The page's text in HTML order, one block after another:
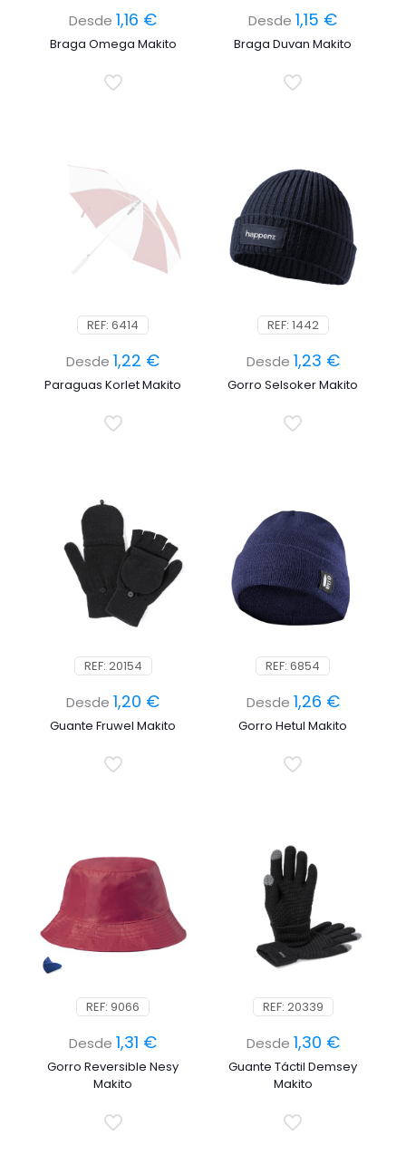
Desde1,16 €
Braga Omega Makito
Desde1,15 €
Braga Duvan Makito
REF: 6414
Desde1,22 €
Paraguas Korlet Makito
REF: 1442
Desde 1,23 €
Gorro Selsoker Makito
REF: 20154
Desde1,20 €
Guante Fruwel Makito
REF: 6854
Desde 1,26 €
Gorro Hetul Makito
REF: 9066
Desde1,31 €
Gorro Reversible Nesy
Makito
REF: 20339
Desde 1,30 €
Guante Táctil Demsey
Makito